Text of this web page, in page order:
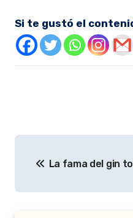
Si te gustó el
entradas
La fama del gin